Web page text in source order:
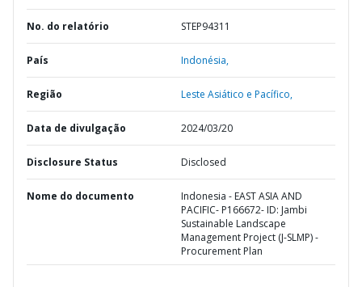
No. do relatório STEP94311
País Indonésia,
Região Leste Asiático e Pacífico,
Data de divulgação 2024/03/20
Disclosure Status Disclosed
Nome do documento
Indonesia - EAST ASIA AND
PACIFIC- P166672- ID: Jambi
Sustainable Landscape
Management Project (J-SLMP) -
Procurement Plan